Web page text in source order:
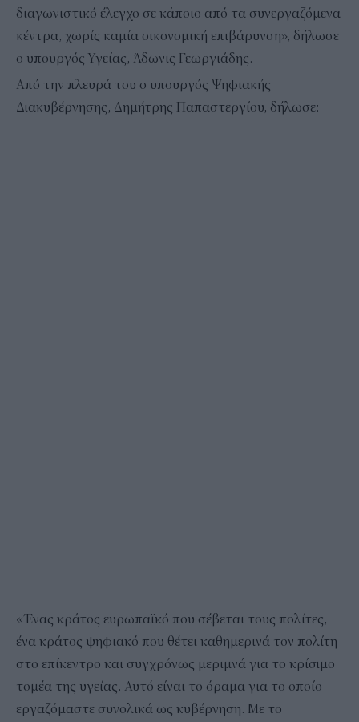
διαγωνιστικό έλεγχο σε κάποιο από τα συνεργαζόμενα
κέντρα, χωρίς καμία οικονομική επιβάρυνση», δήλωσε
ο υπουργός Υγείας, Άδωνις Γεωργιάδης.
Από την πλευρά του ο υπουργός Ψηφιακής
Διακυβέρνησης, Δημήτρης Παπαστεργίου, δήλωσε:
«Ένας κράτος ευρωπαϊκό που σέβεται τους πολίτες,
ένα κράτος ψηφιακό που θέτει καθημερινά τον πολίτη
στο επίκεντρο και συγχρόνως μεριμνά για το κρίσιμο
τομέα της υγείας. Αυτό είναι το όραμα για το οποίο
εργαζόμαστε συνολικά ως κυβέρνηση. Με το